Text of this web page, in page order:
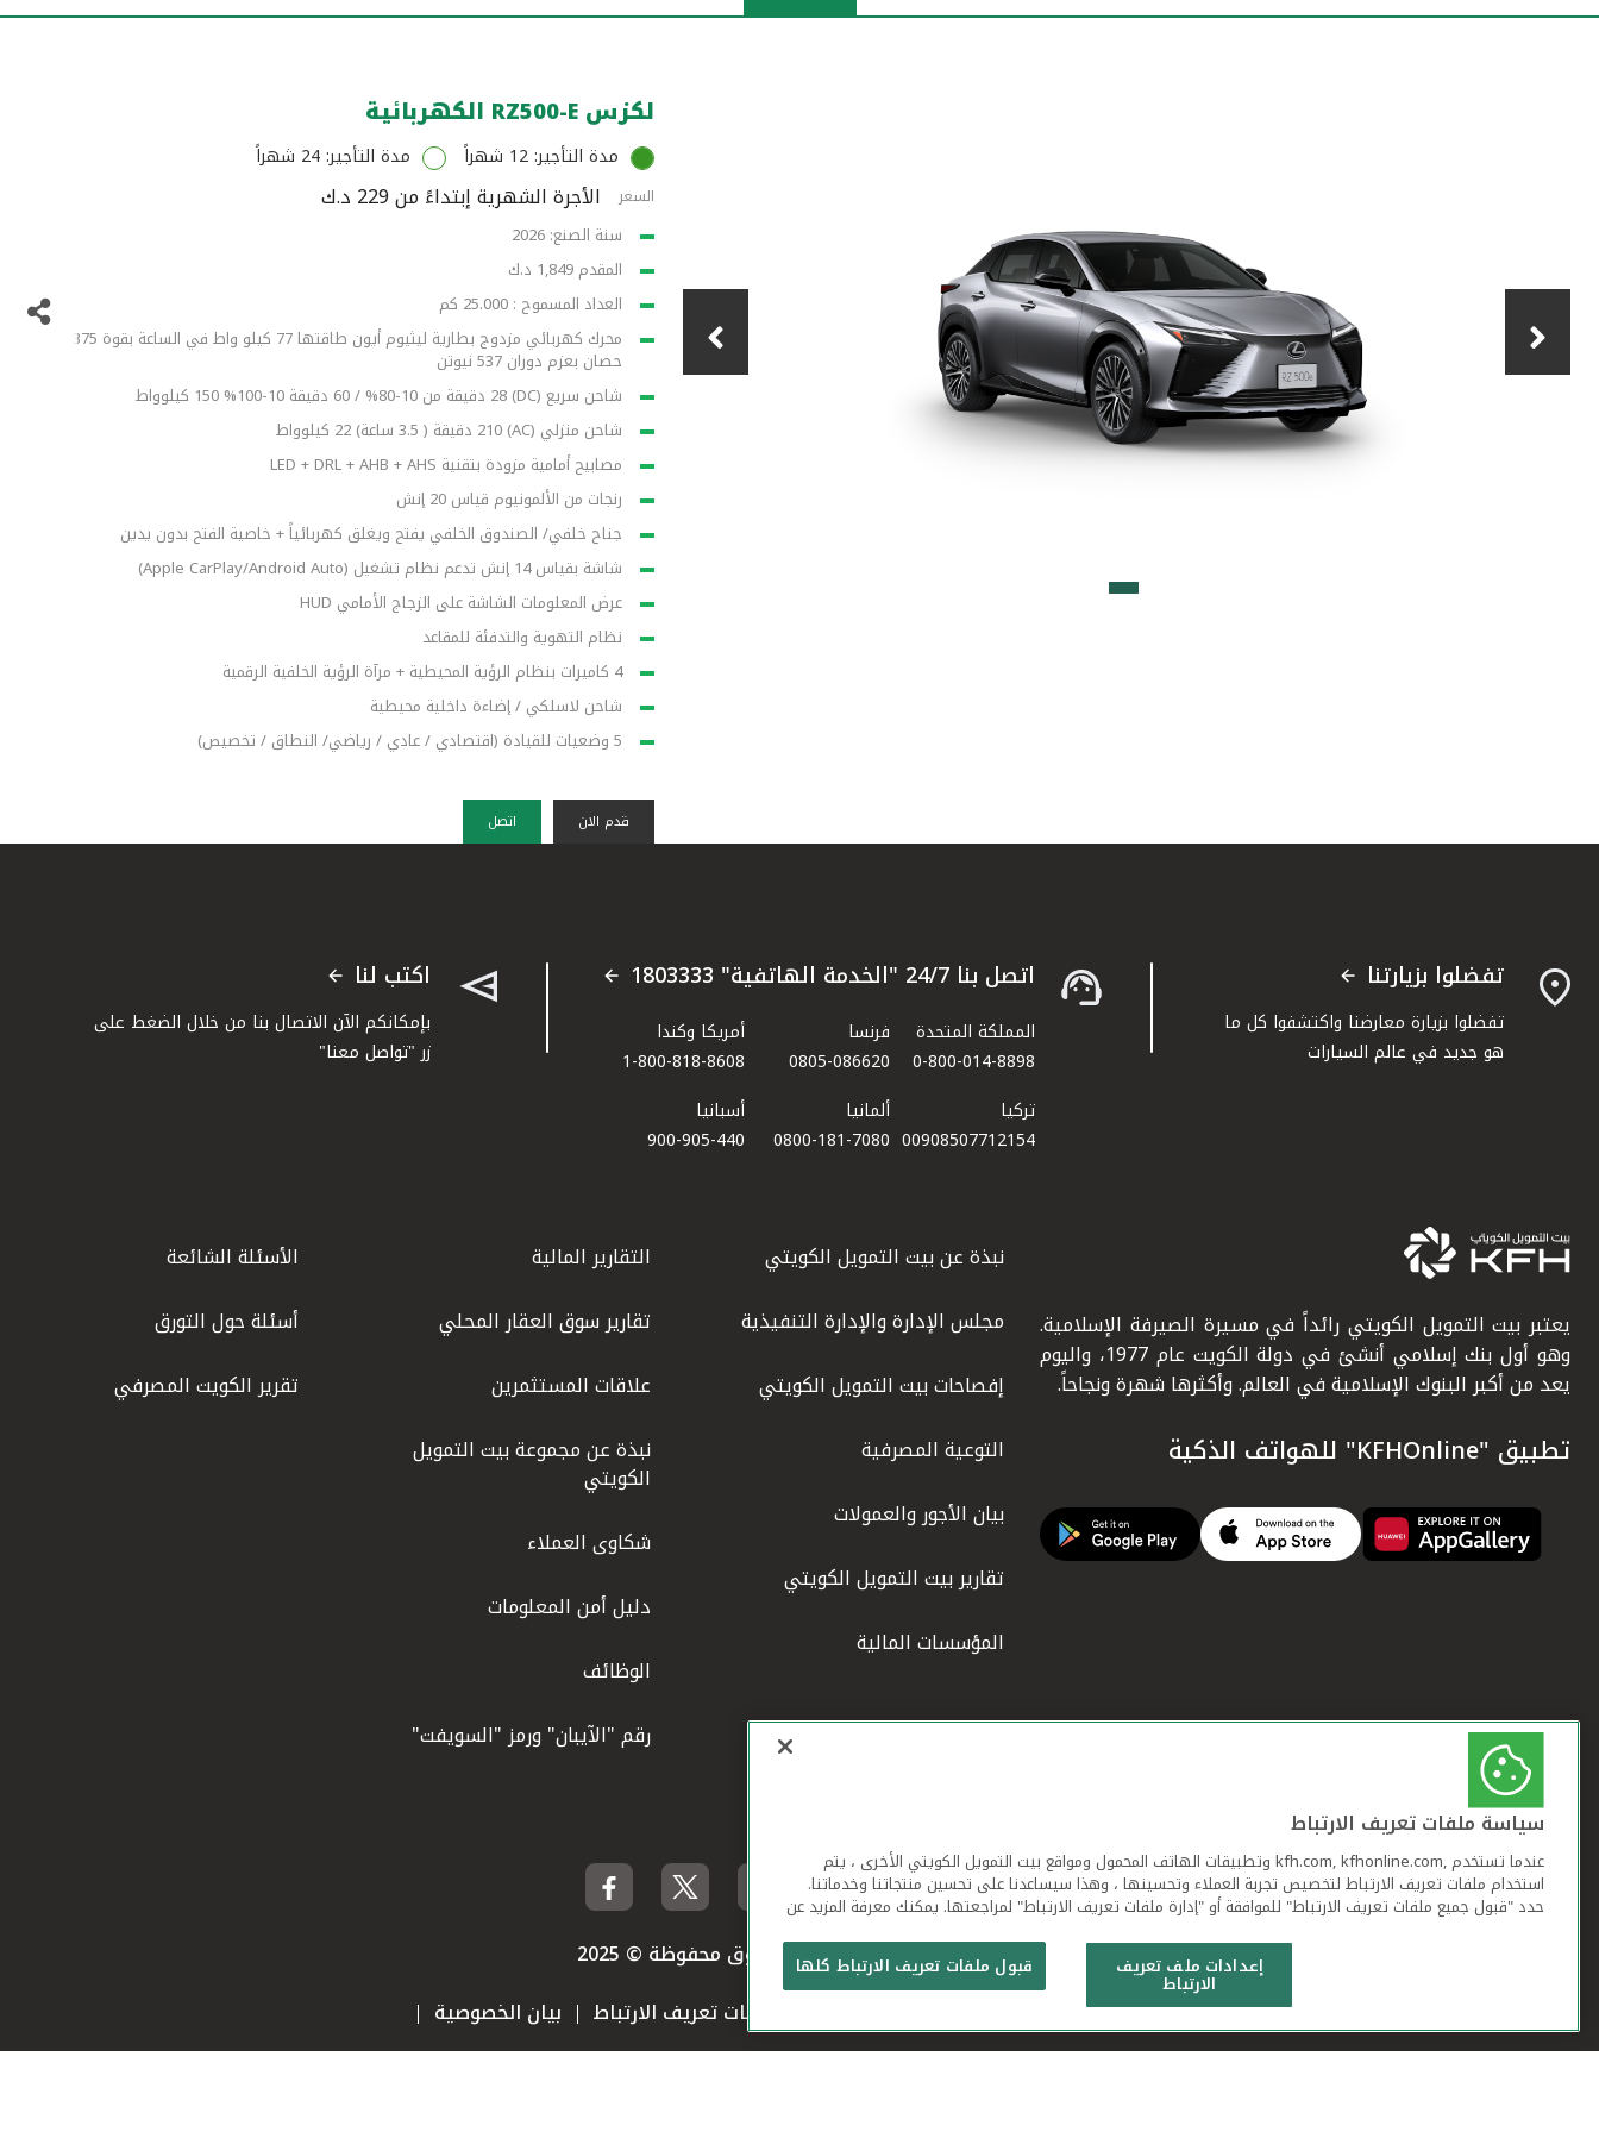
لكزس RZ500-E الكهربائية
مدة التأجير: 12 شهراً مدة التأجير: 24 شهراً
السعر الأجرة الشهرية إبتداءً من 229 د.ك
سنة الصنع: 2026
المقدم 1,849 د.ك
العداد المسموح : 25.000 كم
محرك كهربائي مزدوج بطارية ليثيوم أيون طاقتها 77 كيلو واط في الساعة بقوة 375
حصان بعزم دوران 537 نيوتن
شاحن سريع (DC) 28 دقيقة من 10-80% / 60 دقيقة 10-100% 150 كيلوواط
شاحن منزلي (AC) 210 دقيقة ( 3.5 ساعة) 22 كيلوواط
مصابيح أمامية مزودة بتقنية LED + DRL + AHB + AHS
رنجات من الألمونيوم قياس 20 إنش
جناح خلفي/ الصندوق الخلفي يفتح ويغلق كهربائياً + خاصية الفتح بدون يدين
شاشة بقياس 14 إنش تدعم نظام تشغيل (Apple CarPlay/Android Auto)
عرض المعلومات الشاشة على الزجاج الأمامي HUD
نظام التهوية والتدفئة للمقاعد
4 كاميرات بنظام الرؤية المحيطية + مرآة الرؤية الخلفية الرقمية
شاحن لاسلكي / إضاءة داخلية محيطية
5 وضعيات للقيادة (اقتصادي / عادي / رياضي/ النطاق / تخصيص)
قدم الان اتصل
تفضلوا بزيارتنا
تفضلوا بزيارة معارضنا واكتشفوا كل ما
هو جديد في عالم السيارات
اتصل بنا 24/7 "الخدمة الهاتفية" 1803333
المملكة المتحدة
0-800-014-8898
فرنسا
0805-086620
أمريكا وكندا
1-800-818-8608
تركيا
00908507712154​
ألمانيا
0800-181-7080
أسبانيا
900-905-440
اكتب لنا
بإمكانكم الآن الاتصال بنا من خلال الضغط على
زر "تواصل معنا"
يعتبر بيت التمويل الكويتي رائداً في مسيرة الصيرفة الإسلامية.
وهو أول بنك إسلامي أنشئ في دولة الكويت عام 1977، واليوم
يعد من أكبر البنوك الإسلامية في العالم. وأكثرها شهرة ونجاحاً.
تطبيق "KFHOnline" للهواتف الذكية
نبذة عن بيت التمويل الكويتي
مجلس الإدارة والإدارة التنفيذية
إفصاحات بيت التمويل الكويتي
التوعية المصرفية
بيان الأجور والعمولات
تقارير بيت التمويل الكويتي
المؤسسات المالية
التقارير المالية
تقارير سوق العقار المحلي
علاقات المستثمرين
نبذة عن مجموعة بيت التمويل
الكويتي
شكاوى العملاء
دليل أمن المعلومات
الوظائف
رقم "الآيبان" ورمز "السويفت"
الأسئلة الشائعة
أسئلة حول التورق
تقرير الكويت المصرفي
بيت التمويل الكويتي جميع الحقوق محفوظة © 2025
شروط وأحكام استخدام الموقع الإلكتروني
ملفات تعريف الارتباط بيان الخصوصية
سياسة ملفات تعريف الارتباط
عندما تستخدم ,kfh.com, kfhonline.com وتطبيقات الهاتف المحمول ومواقع بيت التمويل الكويتي الأخرى ، يتم
استخدام ملفات تعريف الارتباط لتخصيص تجربة العملاء وتحسينها ، وهذا سيساعدنا على تحسين منتجاتنا وخدماتنا.
حدد "قبول جميع ملفات تعريف الارتباط" للموافقة أو "إدارة ملفات تعريف الارتباط" لمراجعتها. يمكنك معرفة المزيد عن
قبول ملفات تعريف الارتباط كلها
إعدادات ملف تعريف
الارتباط